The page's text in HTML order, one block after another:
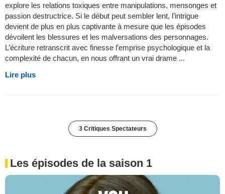
explore les relations toxiques entre manipulations, mensonges et
passion destructrice. Si le début peut sembler lent, l’intrigue
devient de plus en plus captivante à mesure que les épisodes
dévoilent les blessures et les malversations des personnages.
L’écriture retranscrit avec finesse l’emprise psychologique et la
complexité de chacun, en nous offrant un vrai drame ...
Lire plus
3 Critiques Spectateurs
Les épisodes de la saison 1